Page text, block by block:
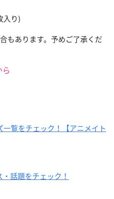
入り)
もあります。予めご了承くだ
一覧をチェック！【アニメイト
話題をチェック！